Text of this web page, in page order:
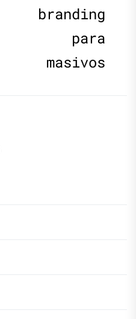
branding
para
masivos